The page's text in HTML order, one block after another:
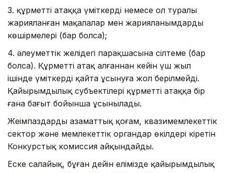
3. құрметті атаққа үміткердің немесе ол туралы
жарияланған мақалалар мен жарияланымдардың
көшірмелері (бар болса);
4. әлеуметтік желідегі парақшасына сілтеме (бар
болса). Құрметті атақ алғаннан кейін үш жыл
ішінде үміткерді қайта ұсынуға жол берілмейді.
Қайырымдылық субъектілері құрметті атаққа бір
ғана бағыт бойынша ұсынылады.
Жеңімпаздарды азаматтық қоғам, квазимемлекеттік
сектор және мемлекеттік органдар өкілдері кіретін
Конкурстық комиссия айқындайды.
Еске салайық, бұған дейін елімізде қайырымдылық